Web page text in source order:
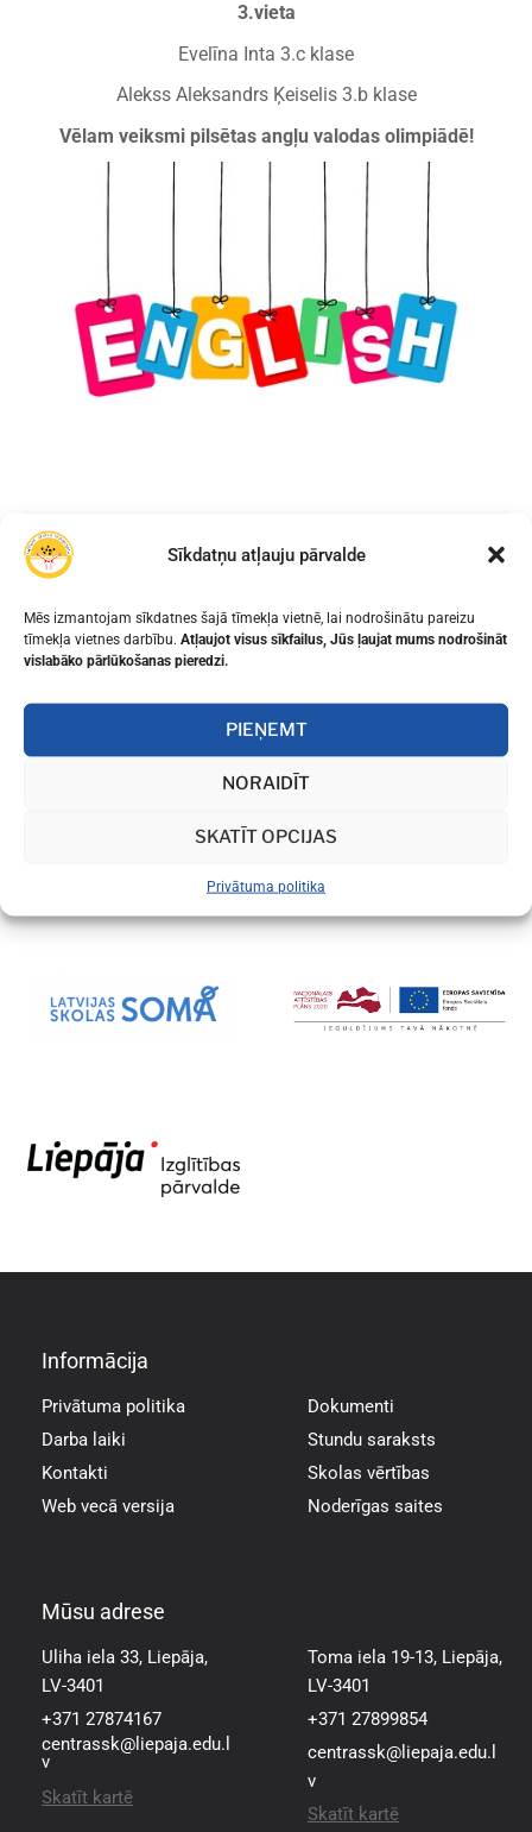
Sīkdatņu atļauju pārvalde
Mēs izmantojam sīkdatnes šajā tīmekļa vietnē, lai nodrošinātu pareizu
tīmekļa vietnes darbību. Atļaujot visus sīkfailus, Jūs ļaujat mums nodrošināt
vislabāko pārlūkošanas pieredzi.
PIEŅEMT
NORAIDĪT
SKATĪT OPCIJAS
Privātuma politika
3.vieta
Evelīna Inta 3.c klase
Alekss Aleksandrs Ķeiselis 3.b klase
Vēlam veiksmi pilsētas angļu valodas olimpiādē!
IEPRIEKŠĒJAIS
LIELDIENAS!
NĀKAMAIS
Informācija
Privātuma politika
Darba laiki
Kontakti
Web vecā versija
Dokumenti
Stundu saraksts
Skolas vērtības
Noderīgas saites
Mūsu adrese
Uliha iela 33, Liepāja,
LV-3401
+371 27874167
centrassk@liepaja.edu.l
v
Skatīt kartē
Toma iela 19-13, Liepāja,
LV-3401
+371 27899854
centrassk@liepaja.edu.l
v
Skatīt kartē